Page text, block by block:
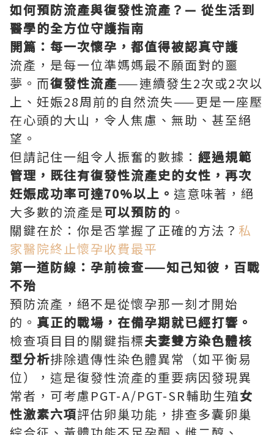
如何預防流產與復發性流產？— 從生活到
醫學的全方位守護指南
開篇：每一次懷孕，都值得被認真守護
流產，是每一位準媽媽最不願面對的噩
夢。而復發性流產——連續發生2次或2次以
上、妊娠28周前的自然流失——更是一座壓
在心頭的大山，令人焦慮、無助、甚至絕
望。
但請記住一組令人振奮的數據： 經過規範
管理，既往有復發性流產史的女性，再次
妊娠成功率可達70%以上。 這意味著，絕
大多數的流產是可以預防的 。
關鍵在於：你是否掌握了正確的方法？ 私
家醫院終止懷孕收費最平
第一道防線：孕前檢查——知己知彼，百戰
不殆
預防流產，絕不是從懷孕那一刻才開始
的。 真正的戰場，在備孕期就已經打響。
檢查項目目的關鍵指標夫妻雙方染色體核
型分析排除遺傳性染色體異常（如平衡易
位），這是復發性流產的重要病因發現異
常者，可考慮PGT-A/PGT-SR輔助生殖女
性激素六項評估卵巢功能，排查多囊卵巢